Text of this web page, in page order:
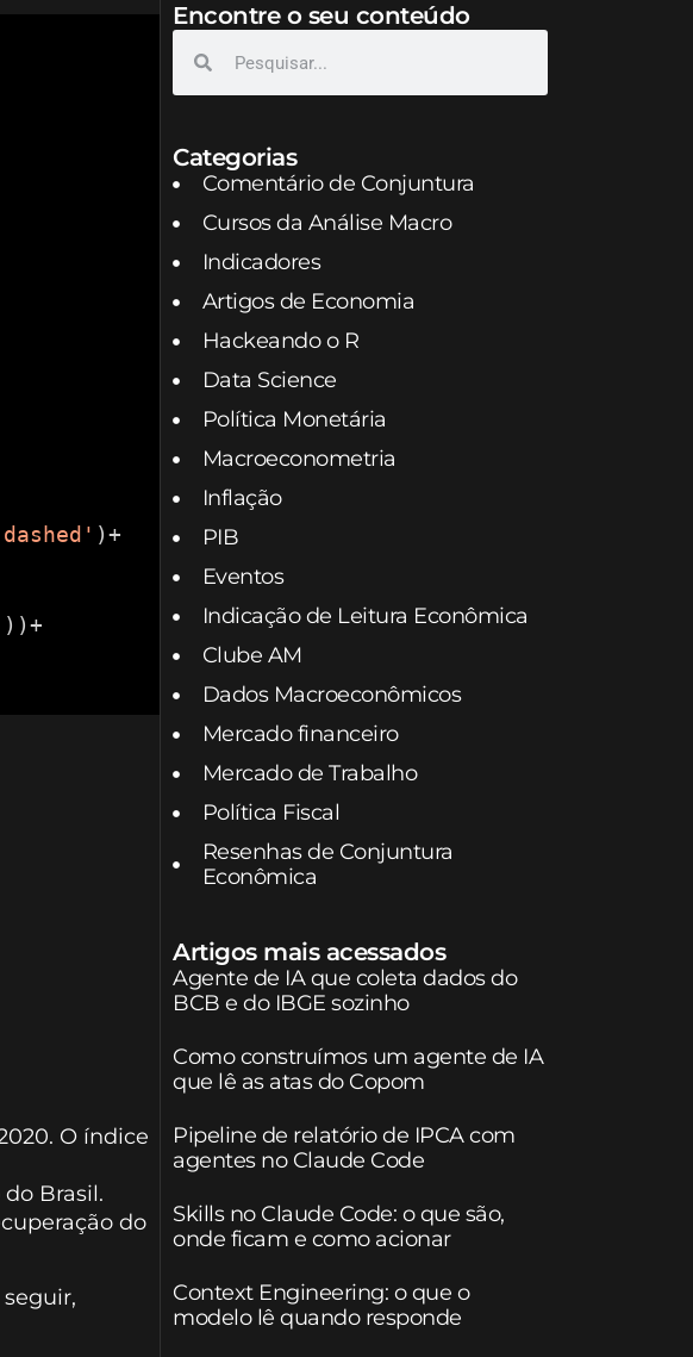
)+
))+
O índice
Brasil.
do
seguir,
Encontre o seu conteúdo
Categorias
Comentário de Conjuntura
Cursos da Análise Macro
Indicadores
Artigos de Economia
Hackeando o R
Data Science
Política Monetária
Macroeconometria
Inflação
PIB
Eventos
Indicação de Leitura Econômica
Clube AM
Dados Macroeconômicos
Mercado financeiro
Mercado de Trabalho
Política Fiscal
Resenhas de Conjuntura
Econômica
Artigos mais acessados
Agente de IA que coleta dados do
BCB e do IBGE sozinho
Como construímos um agente de IA
que lê as atas do Copom
Pipeline de relatório de IPCA com
agentes no Claude Code
Skills no Claude Code: o que são,
onde ficam e como acionar
Context Engineering: o que o
modelo lê quando responde